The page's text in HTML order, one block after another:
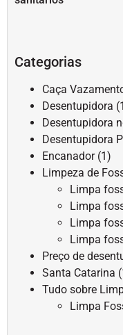
Categorias
Caça
Desentupidora
Desentupidora
Desentupidora
Encanador(1)
Limpeza de
Limpa
Limpa
Limpa
Limpa
Preço de
Santa Catarina
Tudo sobre
Limpa